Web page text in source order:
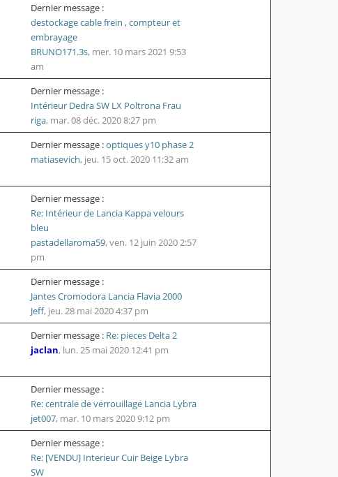
Dernier message :
destockage cable frein , compteur et
embrayage
BRUNO171.3s, mer. 10 mars 2021 9:53
am
Dernier message :
Intérieur Dedra SW LX Poltrona Frau
riga, mar. 08 déc. 2020 8:27 pm
Dernier message :optiques y10 phase 2
matiasevich, jeu. 15 oct. 2020 11:32 am
Dernier message :
Re: Intérieur de Lancia Kappa velours
bleu
pastadellaroma59, ven. 12 juin 2020 2:57
pm
Dernier message :
Jantes Cromodora Lancia Flavia 2000
Jeff, jeu. 28 mai 2020 4:37 pm
Dernier message : Re: pieces Delta 2
jaclan, lun. 25 mai 2020 12:41 pm
Dernier message :
Re: centrale de verrouillage Lancia Lybra
jet007, mar. 10 mars 2020 9:12 pm
Dernier message :
Re: [VENDU] Interieur Cuir Beige Lybra
SW